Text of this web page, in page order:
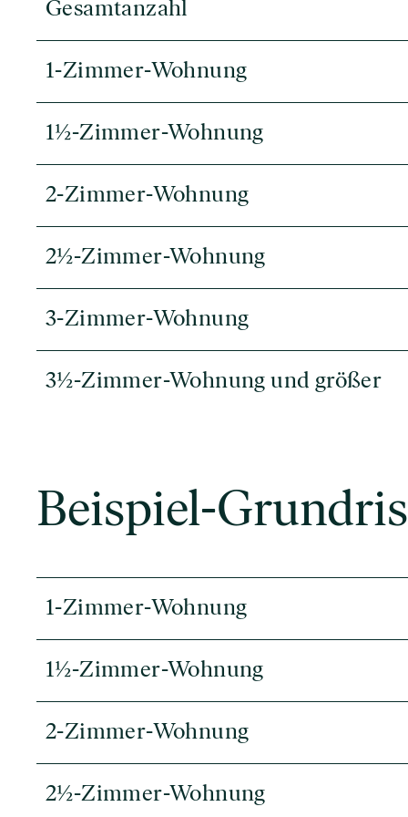
Gesamtanzahl
1-Zimmer-Wohnung
1½-Zimmer-Wohnung
2-Zimmer-Wohnung
2½-Zimmer-Wohnung
3-Zimmer-Wohnung
3½-Zimmer-Wohnung und größer
Beispiel-
1-Zimmer-Wohnung
1½-Zimmer-Wohnung
2-Zimmer-Wohnung
2½-Zimmer-Wohnung